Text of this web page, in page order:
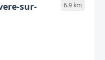
sur-
6.9 km